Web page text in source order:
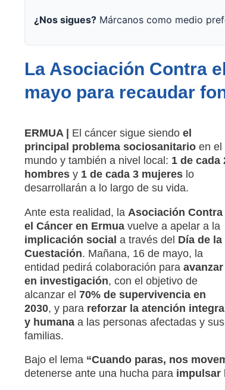
¿Nos sigues?Márcanos como medio
La Asociación Contra
mayo para recaudar
ERMUA | El cáncer sigue siendo el
principal problema sociosanitarioen el
mundo y también a nivel local: 1 de cada
hombresy 1 de cada 3 mujereslo
desarrollarán a lo largo de su vida.
Ante esta realidad, la Asociación Contra
el Cáncer en Ermuavuelve a apelar a la
implicación social a través del Día de la
Cuestación. Mañana, 16 de mayo, la
entidad pedirá colaboración para avanzar
en investigación, con el objetivo de
alcanzar el 70% de supervivencia en
2030, y para reforzar la atención
y humanaa las personas afectadas y sus
familias.
Bajo el lema “Cuando paras, nos
detenerse ante una hucha para impulsar